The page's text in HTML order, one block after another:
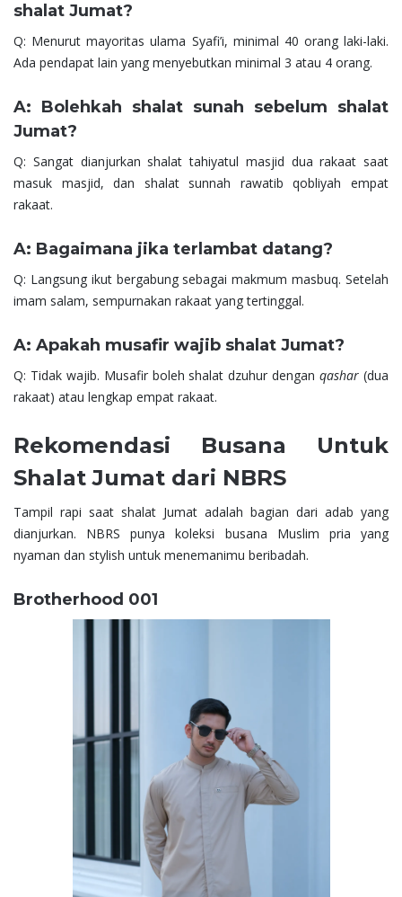
shalat Jumat?
Q: Menurut mayoritas ulama Syafi’i, minimal 40 orang laki-laki.
Ada pendapat lain yang menyebutkan minimal 3 atau 4 orang.
A: Bolehkah shalat sunah sebelum shalat
Jumat?
Q: Sangat dianjurkan shalat tahiyatul masjid dua rakaat saat
masuk masjid, dan shalat sunnah rawatib qobliyah empat
rakaat.
A: Bagaimana jika terlambat datang?
Q: Langsung ikut bergabung sebagai makmum masbuq. Setelah
imam salam, sempurnakan rakaat yang tertinggal.
A: Apakah musafir wajib shalat Jumat?
Q: Tidak wajib. Musafir boleh shalat dzuhur denganqashar (dua
rakaat) atau lengkap empat rakaat.
Rekomendasi Busana Untuk
Shalat Jumat dari NBRS
Tampil rapi saat shalat Jumat adalah bagian dari adab yang
dianjurkan. NBRS punya koleksi busana Muslim pria yang
nyaman dan stylish untuk menemanimu beribadah.
Brotherhood 001